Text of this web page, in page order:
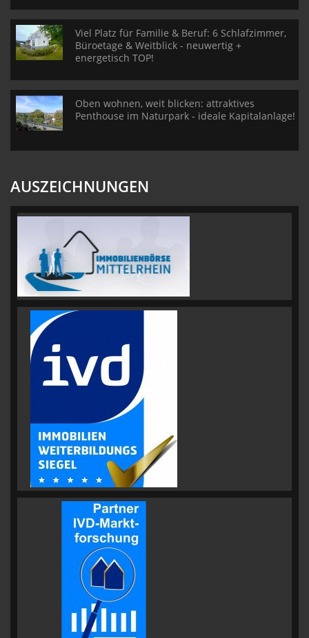
Viel Platz für Familie & Beruf: 6 Schlafzimmer,
Büroetage & Weitblick - neuwertig +
energetisch TOP!
Oben wohnen, weit blicken: attraktives
Penthouse im Naturpark - ideale Kapitalanlage!
AUSZEICHNUNGEN